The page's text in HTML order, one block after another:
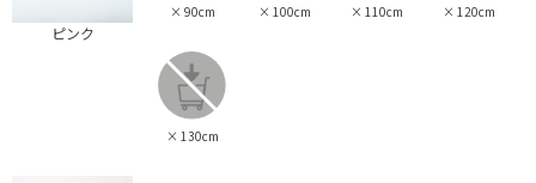
ピンク
× 90cm × 100cm × 110cm × 120cm
× 130cm